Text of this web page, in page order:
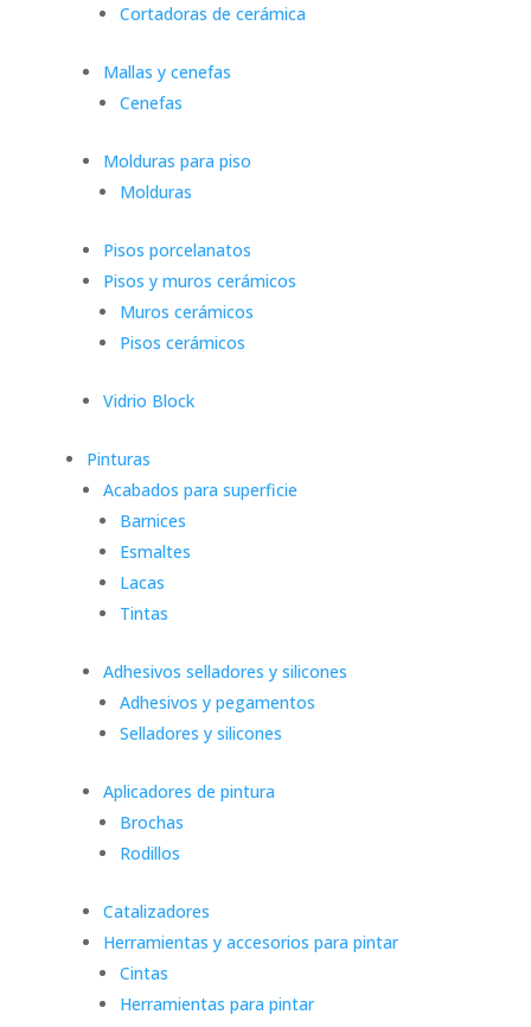
Cortadoras de cerámica
Mallas y cenefas
Cenefas
Molduras para piso
Molduras
Pisos porcelanatos
Pisos y muros cerámicos
Muros cerámicos
Pisos cerámicos
Vidrio Block
Pinturas
Acabados para superficie
Barnices
Esmaltes
Lacas
Tintas
Adhesivos selladores y silicones
Adhesivos y pegamentos
Selladores y silicones
Aplicadores de pintura
Brochas
Rodillos
Catalizadores
Herramientas y accesorios para pintar
Cintas
Herramientas para pintar